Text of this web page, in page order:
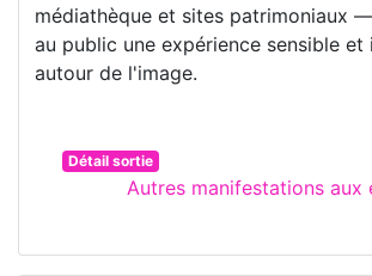
médiathèque et sites patrimoniaux
au public une expérience sensible et
autour de l'image.
Détail sortie
Autres manifestations aux